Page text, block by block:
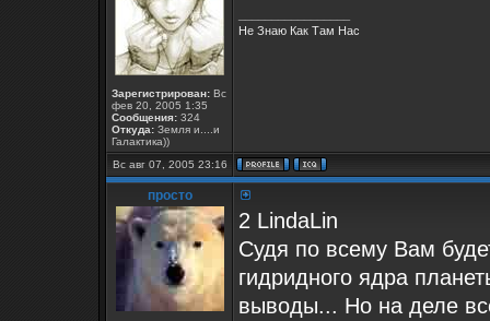
Зарегистрирован: Вс
фев 20, 2005 1:35
Сообщения: 324
Откуда: Земля и....и
Галактика))
Не Знаю Как Там Нас
Вс авг 07, 2005 23:16
просто
2 LindaLin
Судя по всему Вам
гидридного ядра
выводы... Но на деле